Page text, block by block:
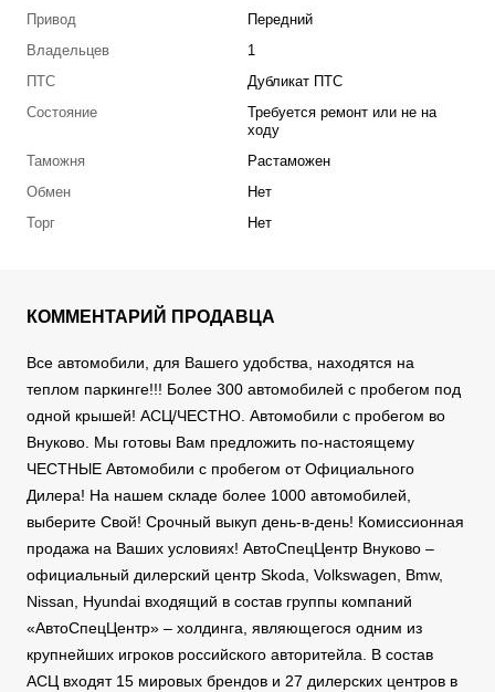
Привод
Передний
Владельцев
1
ПТС
Дубликат ПТС
Состояние
Требуется ремонт или не на
ходу
Таможня
Растаможен
Обмен
Нет
Торг
Нет
КОММЕНТАРИЙ ПРОДАВЦА
Все автомобили, для Вашего удобства, находятся на
теплом паркинге!!! Более 300 автомобилей с пробегом под
одной крышей! АСЦ/ЧЕСТНО. Автомобили с пробегом во
Внуково. Мы готовы Вам предложить по-настоящему
ЧЕСТНЫЕ Автомобили с пробегом от Официального
Дилера! На нашем складе более 1000 автомобилей,
выберите Свой! Срочный выкуп день-в-день! Комиссионная
продажа на Ваших условиях! АвтоСпецЦентр Внуково –
официальный дилерский центр Skoda, Volkswagen, Bmw,
Nissan, Hyundai входящий в состав группы компаний
«АвтоСпецЦентр» – холдинга, являющегося одним из
крупнейших игроков российского авторитейла. В состав
АСЦ входят 15 мировых брендов и 27 дилерских центров в